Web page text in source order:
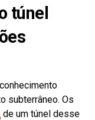
túnel
subterrâneo. Os
de um túnel desse